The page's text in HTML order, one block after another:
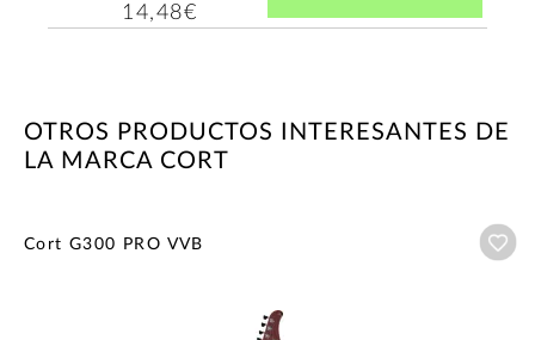
14,48€
OTROS PRODUCTOS INTERESANTES DE
LA MARCA CORT
Cort G300 PRO VVB